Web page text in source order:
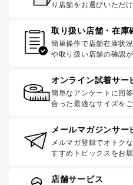
り店舗をお選びいただけ
取り扱い店舗・在庫
簡単操作で店舗在庫状
や取り扱い店舗の確認が
オンライン試着サー
簡単なアンケートに回
合った最適なサイズをご
メールマガジンサー
メルマガ登録でオトク
すすめトピックスをお届
店舗サービス